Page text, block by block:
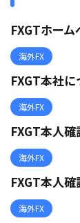
FXGTホー
海外FX
FXGT本社
海外FX
FXGT本人
海外FX
FXGT本人
海外FX